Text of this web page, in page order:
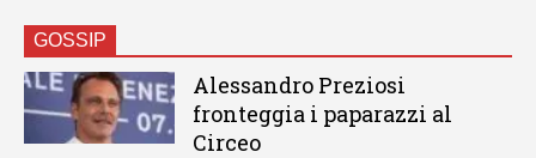
GOSSIP
Alessandro Preziosi
fronteggia i paparazzi al
Circeo